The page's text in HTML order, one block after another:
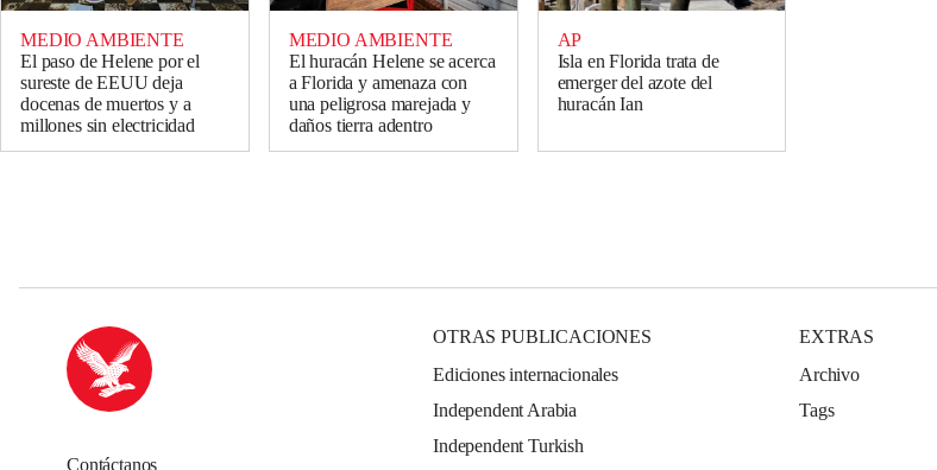
MEDIO AMBIENTE
El paso de Helene por el
sureste de EEUU deja
docenas de muertos y a
millones sin electricidad
MEDIO AMBIENTE
El huracán Helene se acerca
a Florida y amenaza con
una peligrosa marejada y
daños tierra adentro
AP
Isla en Florida trata de
emerger del azote del
huracán Ian
Contáctanos
OTRAS PUBLICACIONES
Ediciones internacionales
Independent Arabia
Independent Turkish
EXTRAS
Archivo
Tags